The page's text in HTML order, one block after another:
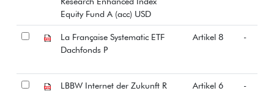
Equity Fund A (acc) USD
La Française Systematic ETF
Dachfonds P
Artikel 8 -
LBBW Internet der Zukunft R Artikel 6 -